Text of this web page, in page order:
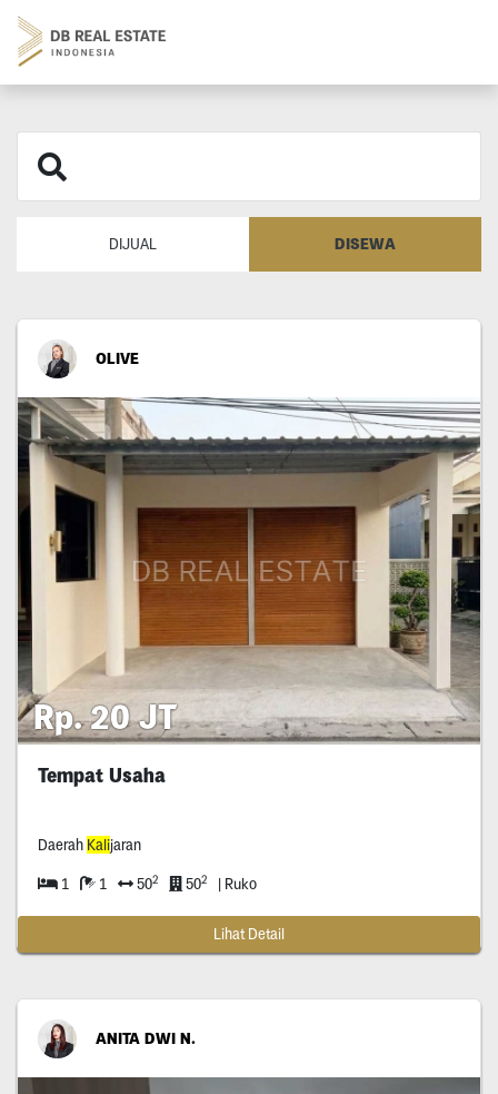
DIJUAL DISEWA
OLIVE
Rp. 20 JT
Tempat Usaha
Daerah Kalijaran
1 1 502 502 | Ruko
Lihat Detail
ANITA DWI N.